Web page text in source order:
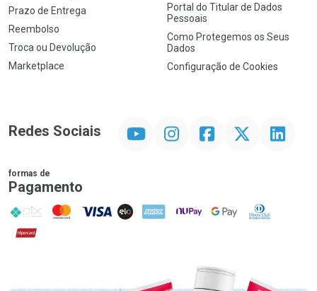
Prazo de Entrega
Reembolso
Troca ou Devolução
Marketplace
Portal do Titular de Dados
Pessoais
Como Protegemos os Seus
Dados
Configuração de Cookies
Redes Sociais InstagramFacebook Linkedin
formas de
Pagamento
PIX MasterCard
VISA ELO AMEX NuPay Google PayDiners Club
Hipercard
Promoção em Destaque